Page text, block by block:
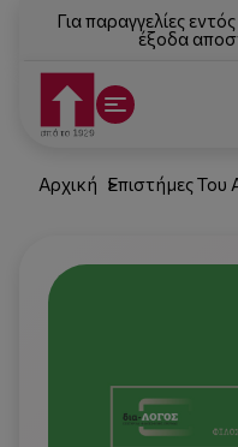
Για παραγγελίες
έξοδα
Αρχική Επιστήμες Του